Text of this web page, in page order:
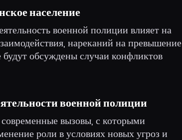
население
военной полиции влияет на
нареканий на превышение
обсуждены случаи конфликтов
военной полиции
вызовы, с которыми
роли в условиях новых угроз и